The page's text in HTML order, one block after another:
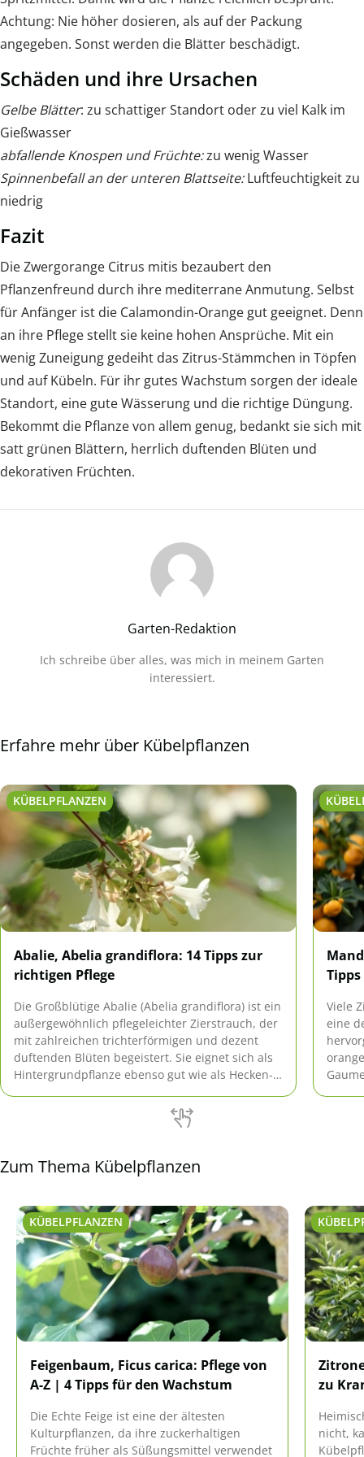
Achtung: Nie höher dosieren, als auf der Packung
angegeben. Sonst werden die Blätter beschädigt.
Schäden und ihre Ursachen
Gelbe Blätter: zu schattiger Standort oder zu viel Kalk im
Gießwasser
abfallende Knospen und Früchte:zu wenig Wasser
Spinnenbefall an der unteren Blattseite:Luftfeuchtigkeit zu
niedrig
Fazit
Die Zwergorange Citrus mitis bezaubert den
Pflanzenfreund durch ihre mediterrane Anmutung. Selbst
für Anfänger ist die Calamondin-Orange gut geeignet. Denn
an ihre Pflege stellt sie keine hohen Ansprüche. Mit ein
wenig Zuneigung gedeiht das Zitrus-Stämmchen in Töpfen
und auf Kübeln. Für ihr gutes Wachstum sorgen der ideale
Standort, eine gute Wässerung und die richtige Düngung.
Bekommt die Pflanze von allem genug, bedankt sie sich mit
satt grünen Blättern, herrlich duftenden Blüten und
dekorativen Früchten.
Garten-Redaktion
Ich schreibe über alles, was mich in meinem Garten
interessiert.
Erfahre mehr über Kübelpflanzen
KÜBELPFLANZEN
Abalie, Abelia grandiflora: 14 Tipps zur
richtigen Pflege
Die Großblütige Abalie (Abelia grandiflora) ist ein
außergewöhnlich pflegeleichter Zierstrauch, der
mit zahlreichen trichterförmigen und dezent
duftenden Blüten begeistert. Sie eignet sich als
Hintergrundpflanze ebenso gut wie als Hecken-
Viele
eine
Zum Thema Kübelpflanzen
KÜBELPFLANZEN
Feigenbaum, Ficus carica: Pflege von
A-Z | 4 Tipps für den Wachstum
Die Echte Feige ist eine der ältesten
Kulturpflanzen, da ihre zuckerhaltigen
Früchte früher als Süßungsmittel verwendet
zu
nicht,